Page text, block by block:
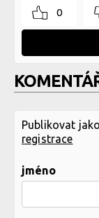
0
Publikovat
registrace
jméno